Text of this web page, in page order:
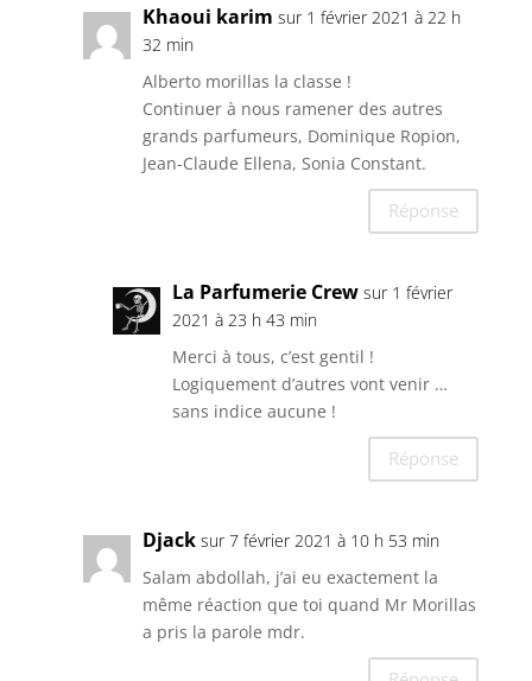
Khaoui karim sur 1 février 2021 à 22 h
32 min
Alberto morillas la classe !
Continuer à nous ramener des autres
grands parfumeurs, Dominique Ropion,
Jean-Claude Ellena, Sonia Constant.
Réponse
La Parfumerie Crew sur 1 février
2021 à 23 h 43 min
Merci à tous, c’est gentil !
Logiquement d’autres vont venir …
sans indice aucune !
Réponse
Djack sur 7 février 2021 à 10 h 53 min
Salam abdollah, j’ai eu exactement la
même réaction que toi quand Mr Morillas
a pris la parole mdr.